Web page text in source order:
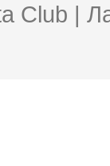
Club |